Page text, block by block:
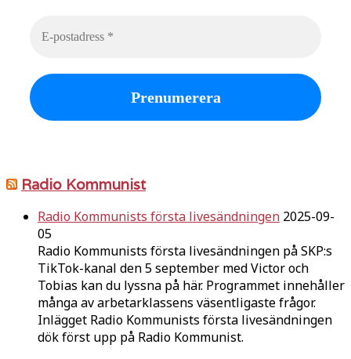
Radio Kommunist
Radio Kommunists första livesändningen 2025-09-
05
Radio Kommunists första livesändningen på SKP:s
TikTok-kanal den 5 september med Victor och
Tobias kan du lyssna på här. Programmet innehåller
många av arbetarklassens väsentligaste frågor.
Inlägget Radio Kommunists första livesändningen
dök först upp på Radio Kommunist.